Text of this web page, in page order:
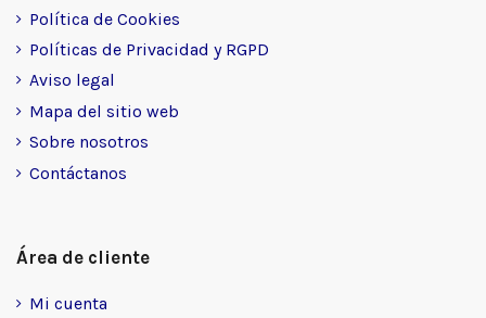
Política de Cookies
Políticas de Privacidad y RGPD
Aviso legal
Mapa del sitio web
Sobre nosotros
Contáctanos
Área de cliente
Mi cuenta